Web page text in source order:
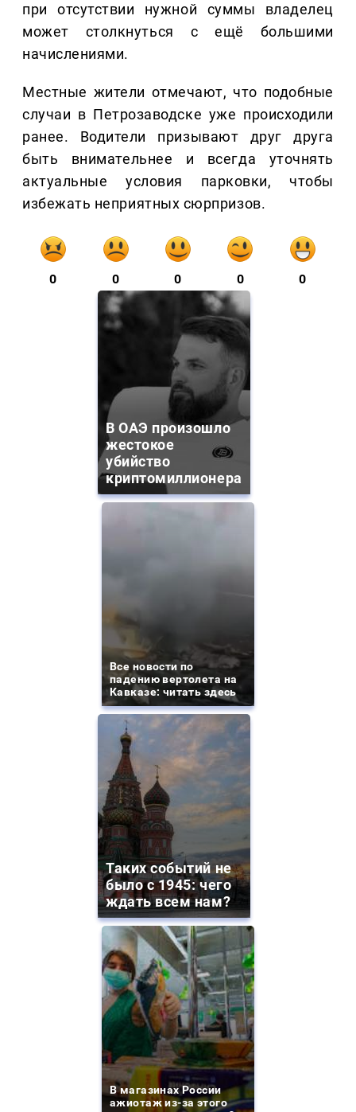
при отсутствии нужной суммы владелец
может столкнуться с ещё большими
начислениями.
Местные жители отмечают, что подобные
случаи в Петрозаводске уже происходили
ранее. Водители призывают друг друга
быть внимательнее и всегда уточнять
актуальные условия парковки, чтобы
избежать неприятных сюрпризов.
0 0 0 0 0
В ОАЭ произошло
жестокое
убийство
криптомиллионера
Все новости по
падению вертолета на
Кавказе: читать здесь
Таких событий не
было с 1945: чего
ждать всем нам?
В магазинах России
ажиотаж из-за этого